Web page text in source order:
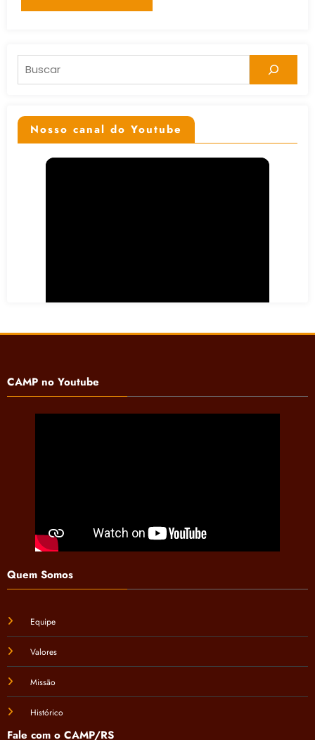
Pesquisar
Nosso canal do Youtube
CAMP no Youtube
Quem Somos
Equipe
Valores
Missão
Histórico
Fale com o CAMP/RS